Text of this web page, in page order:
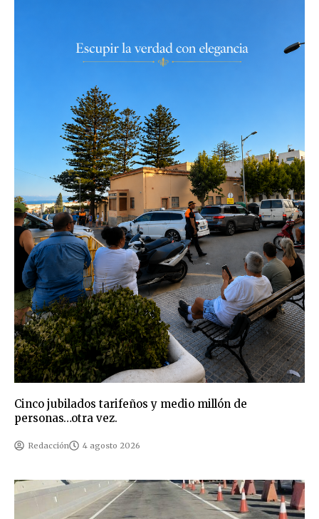
Cinco jubilados tarifeños y medio millón de
personas…otra vez.
Redacción 4 agosto 2026